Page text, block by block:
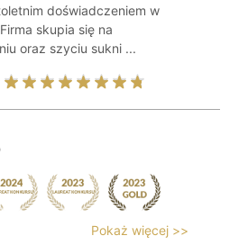
doświadczeniem w
skupia się na
oraz szyciu sukni ...
Pokaż więcej >>